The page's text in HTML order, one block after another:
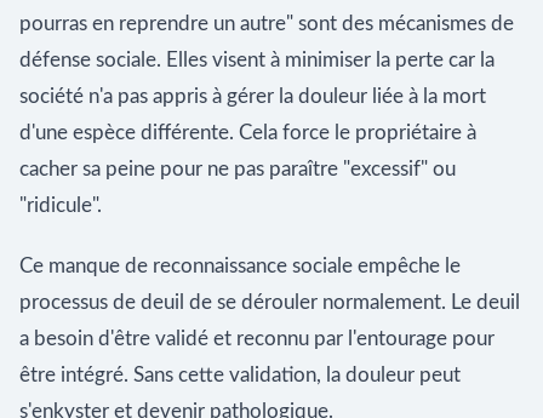
pourras en reprendre un autre" sont des mécanismes de
défense sociale. Elles visent à minimiser la perte car la
société n'a pas appris à gérer la douleur liée à la mort
d'une espèce différente. Cela force le propriétaire à
cacher sa peine pour ne pas paraître "excessif" ou
"ridicule".
Ce manque de reconnaissance sociale empêche le
processus de deuil de se dérouler normalement. Le deuil
a besoin d'être validé et reconnu par l'entourage pour
être intégré. Sans cette validation, la douleur peut
s'enkyster et devenir pathologique.